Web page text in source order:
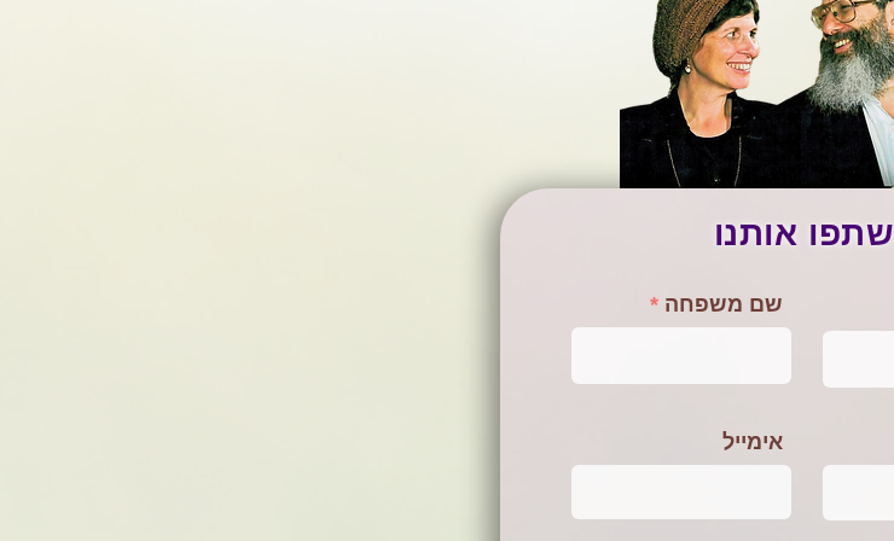
שתפו אותנו
שם משפחה
אימייל